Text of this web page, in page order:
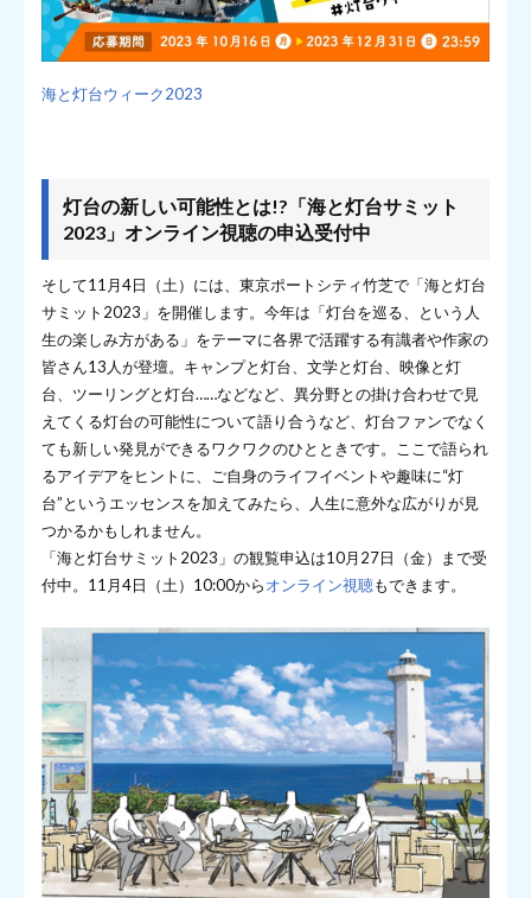
海と灯台ウィーク2023
灯台の新しい可能性とは!?「海と灯台サミット
2023」オンライン視聴の申込受付中
そして11月4日（土）には、東京ポートシティ竹芝で「海と灯台
サミット2023」を開催します。今年は「灯台を巡る、という人
生の楽しみ方がある」をテーマに各界で活躍する有識者や作家の
皆さん13人が登壇。キャンプと灯台、文学と灯台、映像と灯
台、ツーリングと灯台……などなど、異分野との掛け合わせで見
えてくる灯台の可能性について語り合うなど、灯台ファンでなく
ても新しい発見ができるワクワクのひとときです。ここで語られ
るアイデアをヒントに、ご自身のライフイベントや趣味に“灯
台”というエッセンスを加えてみたら、人生に意外な広がりが見
つかるかもしれません。
「海と灯台サミット2023」の観覧申込は10月27日（金）まで受
付中。11月4日（土）10:00からオンライン視聴もできます。